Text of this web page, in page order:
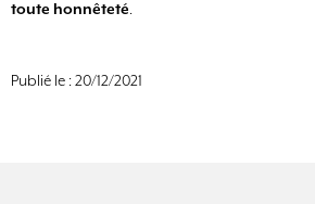
toute honnêteté.
Publié le : 20/12/2021